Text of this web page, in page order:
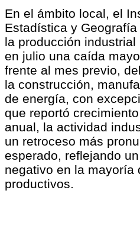
En el ámbito local, el
Estadística y
la producción
en julio una caída
frente al mes previo,
la construcción,
de energía, con
que reportó
anual, la actividad
un retroceso más
esperado, reflejando
negativo en la mayoría
productivos.